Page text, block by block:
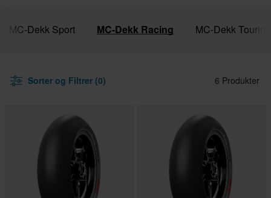
MC-Dekk Sport MC-Dekk Racing MC-Dekk Touring
Sorter og Filtrer (0) 6 Produkter